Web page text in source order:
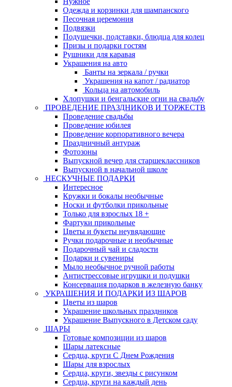
Одежда и корзинки для шампанского
Песочная церемония
Подвязки
Подушечки, подставки, блюдца для колец
Призы и подарки гостям
Рушники для каравая
Украшения на авто
Банты на зеркала / ручки
Украшения на капот / радиатор
Кольца на автомобиль
Хлопушки и бенгальские огни на свадьбу
ПРОВЕДЕНИЕ ПРАЗДНИКОВ И ТОРЖЕСТВ
Проведение свадьбы
Проведение юбилея
Проведение корпоративного вечера
Праздничный антураж
Фотозоны
Выпускной вечер для старшеклассников
Выпускной в начальной школе
НЕСКУЧНЫЕ ПОДАРКИ
Интересное
Кружки и бокалы необычные
Носки и футболки прикольные
Только для взрослых 18 +
Фартуки прикольные
Цветы и букеты неувядающие
Ручки подарочные и необычные
Подарочный чай и сладости
Подарки и сувениры
Мыло необычное ручной работы
Антистрессовые игрушки и подушки
Консервация подарков в железную банку
УКРАШЕНИЯ И ПОДАРКИ ИЗ ШАРОВ
Цветы из шаров
Украшение школьных праздников
Украшение Выпускного в Детском саду
ШАРЫ
Готовые композиции из шаров
Шары латексные
Сердца, круги С Днем Рождения
Шары для взрослых
Сердца, круги, звезды с рисунком
Сердца, круги на каждый день